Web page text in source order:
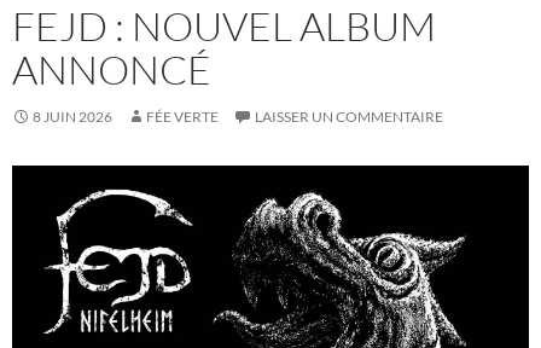
FEJD : NOUVEL ALBUM
ANNONCÉ
8 JUIN 2026 FÉE VERTE LAISSER UN COMMENTAIRE